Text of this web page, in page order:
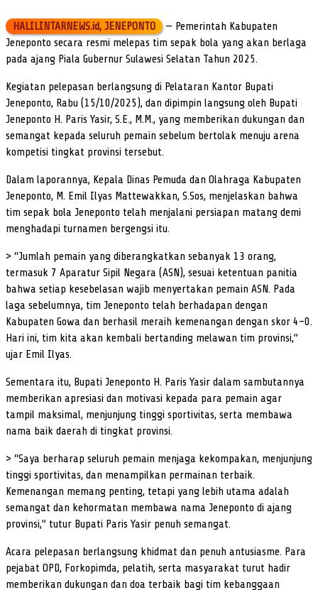
HALILINTARNEWS.id, JENEPONTO — Pemerintah Kabupaten
Jeneponto secara resmi melepas tim sepak bola yang akan berlaga
pada ajang Piala Gubernur Sulawesi Selatan Tahun 2025.
Kegiatan pelepasan berlangsung di Pelataran Kantor Bupati
Jeneponto, Rabu (15/10/2025), dan dipimpin langsung oleh Bupati
Jeneponto H. Paris Yasir, S.E., M.M., yang memberikan dukungan dan
semangat kepada seluruh pemain sebelum bertolak menuju arena
kompetisi tingkat provinsi tersebut.
Dalam laporannya, Kepala Dinas Pemuda dan Olahraga Kabupaten
Jeneponto, M. Emil Ilyas Mattewakkan, S.Sos, menjelaskan bahwa
tim sepak bola Jeneponto telah menjalani persiapan matang demi
menghadapi turnamen bergengsi itu.
> “Jumlah pemain yang diberangkatkan sebanyak 13 orang,
termasuk 7 Aparatur Sipil Negara (ASN), sesuai ketentuan panitia
bahwa setiap kesebelasan wajib menyertakan pemain ASN. Pada
laga sebelumnya, tim Jeneponto telah berhadapan dengan
Kabupaten Gowa dan berhasil meraih kemenangan dengan skor 4–0.
Hari ini, tim kita akan kembali bertanding melawan tim provinsi,”
ujar Emil Ilyas.
Sementara itu, Bupati Jeneponto H. Paris Yasir dalam sambutannya
memberikan apresiasi dan motivasi kepada para pemain agar
tampil maksimal, menjunjung tinggi sportivitas, serta membawa
nama baik daerah di tingkat provinsi.
> “Saya berharap seluruh pemain menjaga kekompakan, menjunjung
tinggi sportivitas, dan menampilkan permainan terbaik.
Kemenangan memang penting, tetapi yang lebih utama adalah
semangat dan kehormatan membawa nama Jeneponto di ajang
provinsi,” tutur Bupati Paris Yasir penuh semangat.
Acara pelepasan berlangsung khidmat dan penuh antusiasme. Para
pejabat OPD, Forkopimda, pelatih, serta masyarakat turut hadir
memberikan dukungan dan doa terbaik bagi tim kebanggaan